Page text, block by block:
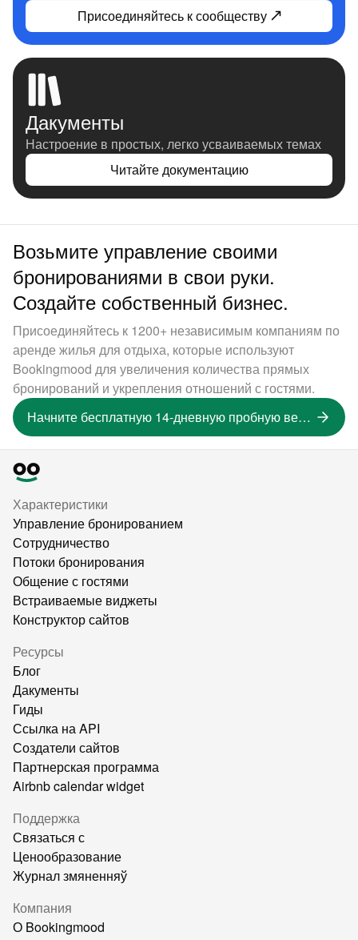
Присоединяйтесь к сообществу
Дакументы
Настроение в простых, легко усваиваемых темах
Читайте документацию
Возьмите управление своими
бронированиями в свои руки.
Создайте собственный бизнес.
Присоединяйтесь к 1200+ независимым компаниям по
аренде жилья для отдыха, которые используют
Bookingmood для увеличения количества прямых
бронирований и укрепления отношений с гостями.
Начните бесплатную 14-дневную пробную версию
Характеристики
Управление бронированием
Сотрудничество
Потоки бронирования
Общение с гостями
Встраиваемые виджеты
Конструктор сайтов
Ресурсы
Блог
Дакументы
Гиды
Ссылка на API
Создатели сайтов
Партнерская программа
Airbnb calendar widget
Поддержка
Связаться с
Ценообразование
Журнал змяненняў
Компания
О Bookingmood